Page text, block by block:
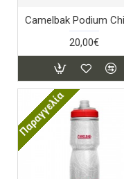
20,00€
Παραγγελία